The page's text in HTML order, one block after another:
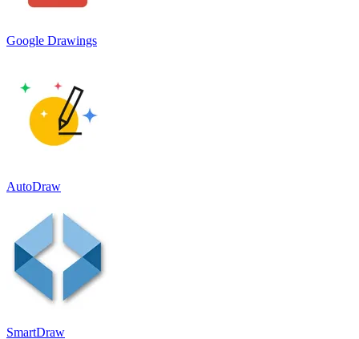
Google Drawings
AutoDraw
SmartDraw